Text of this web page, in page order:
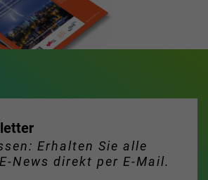
Erhalten Sie alle
News direkt per E-Mail.